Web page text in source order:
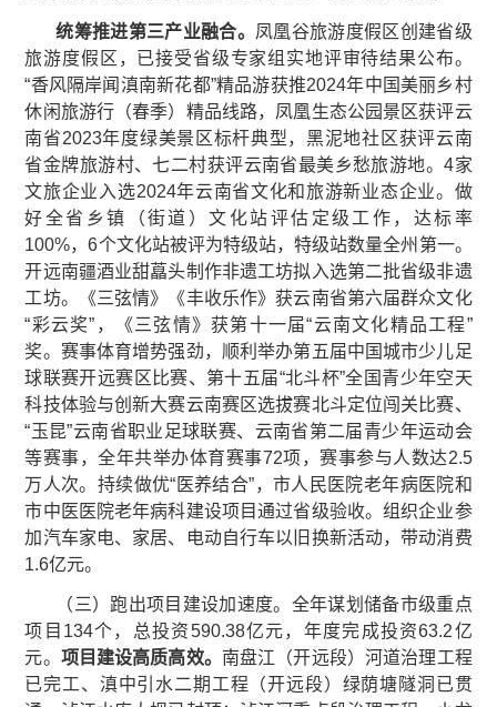
统筹推进第三产业融合。 凤凰谷旅游度假区创建省级
旅游度假区，已接受省级专家组实地评审待结果公布。
“香风隔岸闻滇南新花都”精品游获推2024年中国美丽乡村
休闲旅游行（春季）精品线路，凤凰生态公园景区获评云
南省2023年度绿美景区标杆典型，黑泥地社区获评云南
省金牌旅游村、七二村获评云南省最美乡愁旅游地。4家
文旅企业入选2024年云南省文化和旅游新业态企业。做
好全省乡镇（街道）文化站评估定级工作，达标率
100%，6个文化站被评为特级站，特级站数量全州第一。
开远南疆酒业甜藠头制作非遗工坊拟入选第二批省级非遗
工坊。《三弦情》《丰收乐作》获云南省第六届群众文化
“彩云奖”，《三弦情》获第十一届“云南文化精品工程”
奖。赛事体育增势强劲，顺利举办第五届中国城市少儿足
球联赛开远赛区比赛、第十五届“北斗杯”全国青少年空天
科技体验与创新大赛云南赛区选拔赛北斗定位闯关比赛、
“玉昆”云南省职业足球联赛、云南省第二届青少年运动会
等赛事，全年共举办体育赛事72项，赛事参与人数达2.5
万人次。持续做优“医养结合”，市人民医院老年病医院和
市中医医院老年病科建设项目通过省级验收。组织企业参
加汽车家电、家居、电动自行车以旧换新活动，带动消费
1.6亿元。
（三）跑出项目建设加速度。全年谋划储备市级重点
项目134个，总投资590.38亿元，年度完成投资63.2亿
元。 项目建设高质高效。 南盘江（开远段）河道治理工程
已完工、滇中引水二期工程（开远段）绿荫塘隧洞已贯